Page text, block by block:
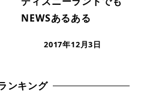
NEWSあるある
2017年12月3日
ンキング